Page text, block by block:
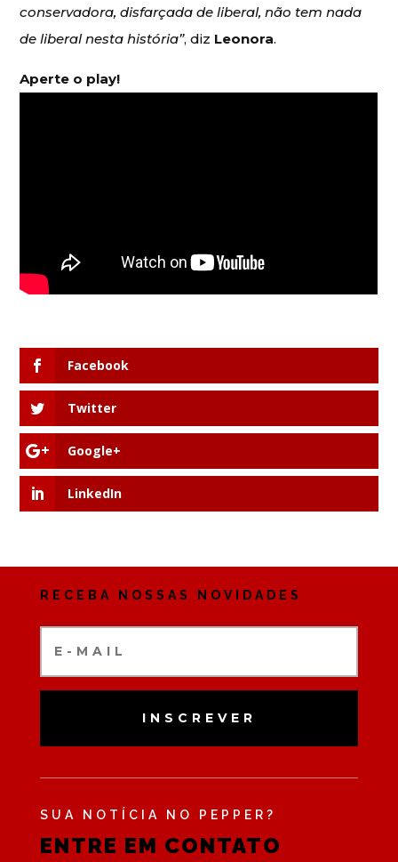
conservadora, disfarçada de liberal, não tem nada
de liberal nesta história”, diz Leonora.
Aperte o play!
Facebook
Twitter
Google+
LinkedIn
RECEBA NOSSAS NOVIDADES
INSCREVER
SUA NOTÍCIA NO PEPPER?
ENTRE EM CONTATO